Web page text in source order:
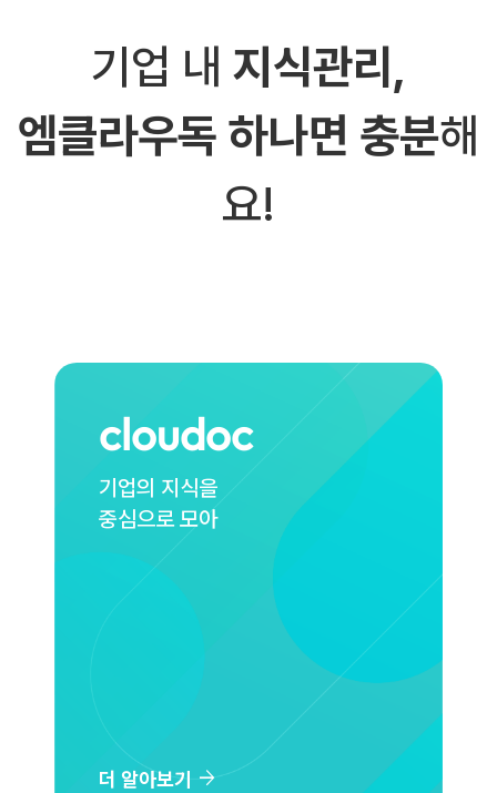
기업 내 지식관리,
엠클라우독 하나면 충분해
요!
cloudoc
기업의 지식을
중심으로 모아
더 알아보기 arrow_forward